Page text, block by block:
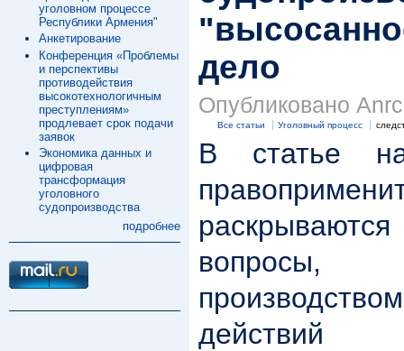
уголовном процессе
Республики Армения"
Анкетирование
Конференция «Проблемы
и перспективы
противодействия
высокотехнологичным
преступлениям»
продлевает срок подачи
заявок
Экономика данных и
цифровая
трансформация
уголовного
судопроизводства
подробнее
дело
Опубликовано
Все статьи Уголовный процесс
В статье
действий